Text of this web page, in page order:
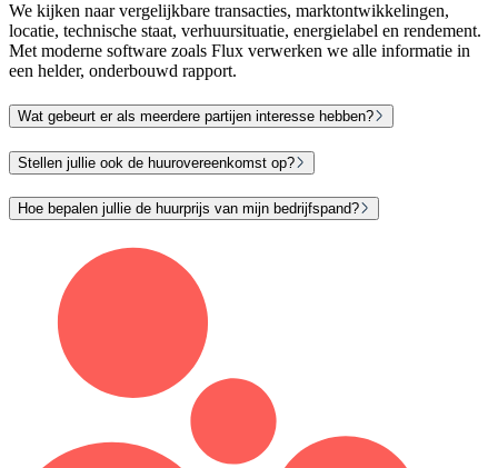
We kijken naar vergelijkbare transacties, marktontwikkelingen,
locatie, technische staat, verhuursituatie, energielabel en rendement.
Met moderne software zoals Flux verwerken we alle informatie in
een helder, onderbouwd rapport.
Wat gebeurt er als meerdere partijen interesse hebben?
Stellen jullie ook de huurovereenkomst op?
Hoe bepalen jullie de huurprijs van mijn bedrijfspand?